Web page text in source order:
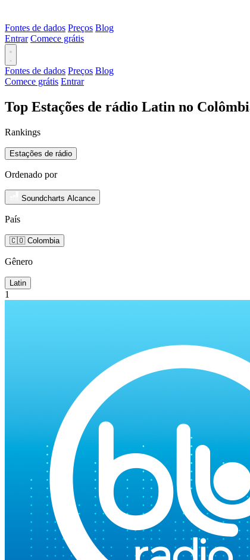
Fontes de dados Preços Blog
Entrar Comece grátis
Fontes de dados Preços Blog
Comece grátis Entrar
Top Estações de rádio Latin no
Rankings
Estações de rádio
Ordenado por
Soundcharts Alcance
País
🇨🇴 Colombia
Gênero
Latin
1